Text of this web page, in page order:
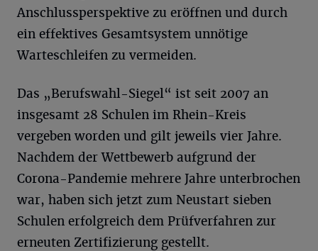
Anschlussperspektive zu eröffnen und durch
ein effektives Gesamtsystem unnötige
Warteschleifen zu vermeiden.
Das „Berufswahl-Siegel“ ist seit 2007 an
insgesamt 28 Schulen im Rhein-Kreis
vergeben worden und gilt jeweils vier Jahre.
Nachdem der Wettbewerb aufgrund der
Corona-Pandemie mehrere Jahre unterbrochen
war, haben sich jetzt zum Neustart sieben
Schulen erfolgreich dem Prüfverfahren zur
erneuten Zertifizierung gestellt.